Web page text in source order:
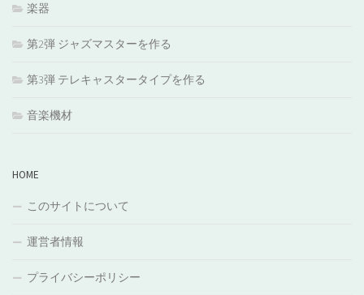
楽器
第2弾 ジャズマスターを作る
第3弾 テレキャスタータイプを作る
音楽機材
HOME
このサイトについて
運営者情報
プライバシーポリシー